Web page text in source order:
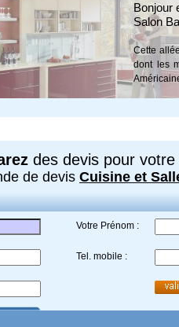
Bonjour
Salon
Cette
dont les
des devis pour votre
de devis Cuisine et
Votre Prénom :
Tel. mobile :